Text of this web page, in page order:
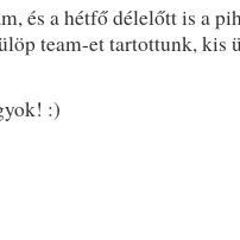
és a hétfő délelőtt is a
team-et tartottunk, kis
:)